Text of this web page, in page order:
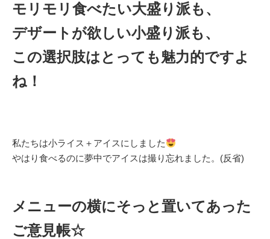
モリモリ食べたい大盛り派も、
デザートが欲しい小盛り派も、
この選択肢はとっても魅力的ですよ
ね！
私たちは小ライス＋アイスにしました
やはり食べるのに夢中でアイスは撮り忘れました。(反省)
メニューの横にそっと置いてあった
ご意見帳☆